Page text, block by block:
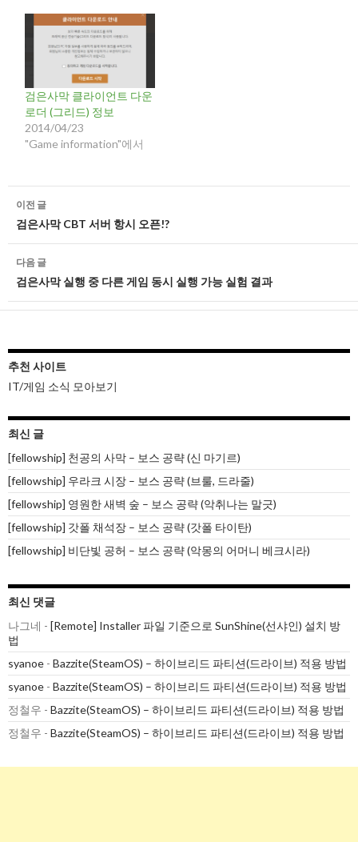
검은사막 클라이언트 다운
로더 (그리드) 정보
2014/04/23
"Game information"에서
글
네
비
게
이
이전 글
검은사막 CBT 서버 항시 오픈!?
다음 글
검은사막 실행 중 다른 게임 동시 실행 가능 실험 결과
추천 사이트
IT/게임 소식 모아보기
최신 글
[fellowship] 천공의 사막 – 보스 공략 (신 마기르)
[fellowship] 우라크 시장 – 보스 공략 (브룰, 드라줄)
[fellowship] 영원한 새벽 숲 – 보스 공략 (악취나는 말긋)
[fellowship] 갓폴 채석장 – 보스 공략 (갓폴 타이탄)
[fellowship] 비단빛 공허 – 보스 공략 (악몽의 어머니 베크시라)
최신 댓글
나그네 - [Remote] Installer 파일 기준으로 SunShine(선샤인) 설치 방
법
syanoe - Bazzite(SteamOS) – 하이브리드 파티션(드라이브) 적용 방법
syanoe - Bazzite(SteamOS) – 하이브리드 파티션(드라이브) 적용 방법
정철우 - Bazzite(SteamOS) – 하이브리드 파티션(드라이브) 적용 방법
정철우 - Bazzite(SteamOS) – 하이브리드 파티션(드라이브) 적용 방법